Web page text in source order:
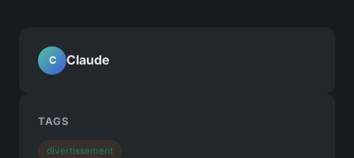
C Claude
TAGS
divertissement